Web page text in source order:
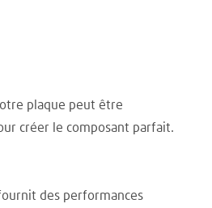
plaque peut être
créer le composant parfait.
des performances